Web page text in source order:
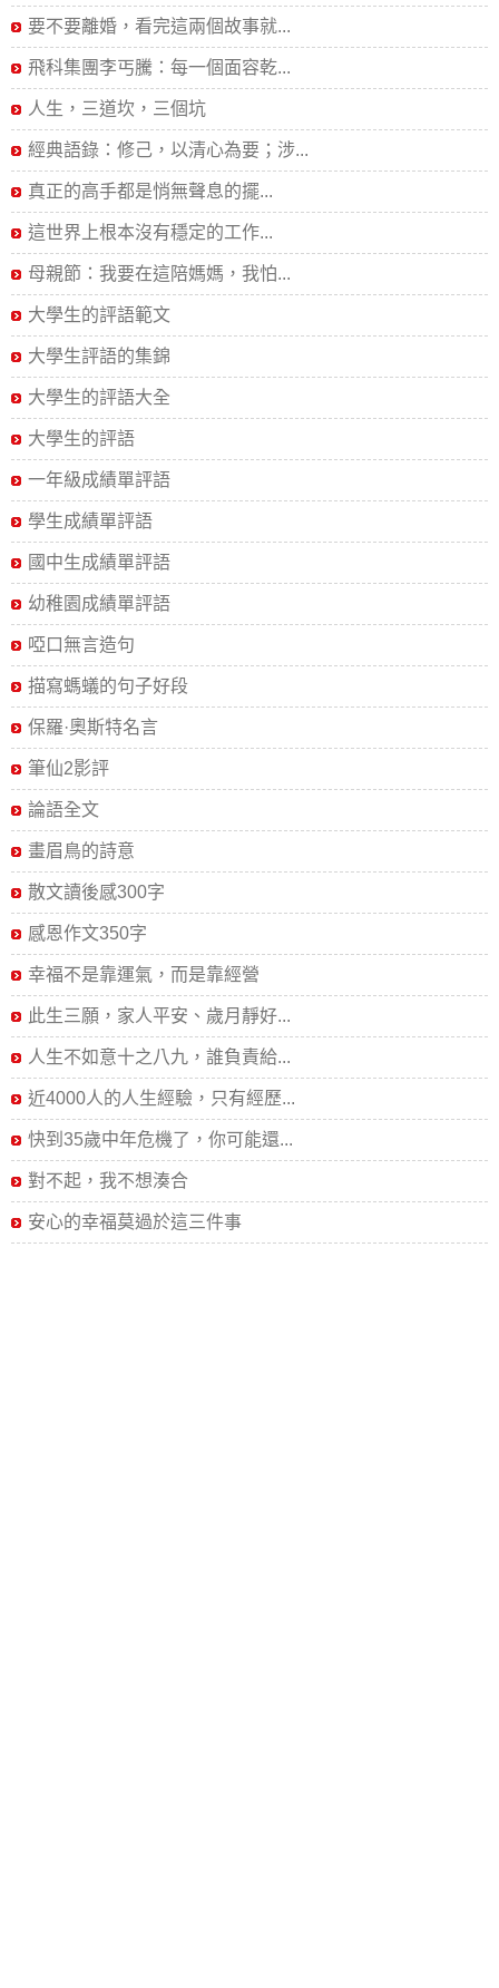
要不要離婚，看完這兩個故事就...
飛科集團李丐騰：每一個面容乾...
人生，三道坎，三個坑
經典語錄：修己，以清心為要；涉...
真正的高手都是悄無聲息的擺...
這世界上根本沒有穩定的工作...
母親節：我要在這陪媽媽，我怕...
大學生的評語範文
大學生評語的集錦
大學生的評語大全
大學生的評語
一年級成績單評語
學生成績單評語
國中生成績單評語
幼稚園成績單評語
啞口無言造句
描寫螞蟻的句子好段
保羅·奧斯特名言
筆仙2影評
論語全文
畫眉鳥的詩意
散文讀後感300字
感恩作文350字
幸福不是靠運氣，而是靠經營
此生三願，家人平安、歲月靜好...
人生不如意十之八九，誰負責給...
近4000人的人生經驗，只有經歷...
快到35歲中年危機了，你可能還...
對不起，我不想湊合
安心的幸福莫過於這三件事